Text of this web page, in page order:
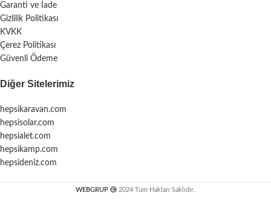
Garanti ve İade
Gizlilik Politikası
KVKK
Çerez Politikası
Güvenli Ödeme
Diğer Sitelerimiz
hepsikaravan.com
hepsisolar.com
hepsialet.com
hepsikamp.com
hepsideniz.com
WEBGRUP 2024 Tüm Hakları Saklıdır.